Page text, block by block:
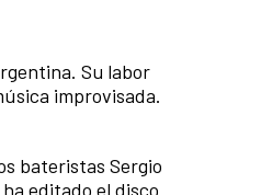
Su labor
improvisada.
bateristas Sergio
editado el disco